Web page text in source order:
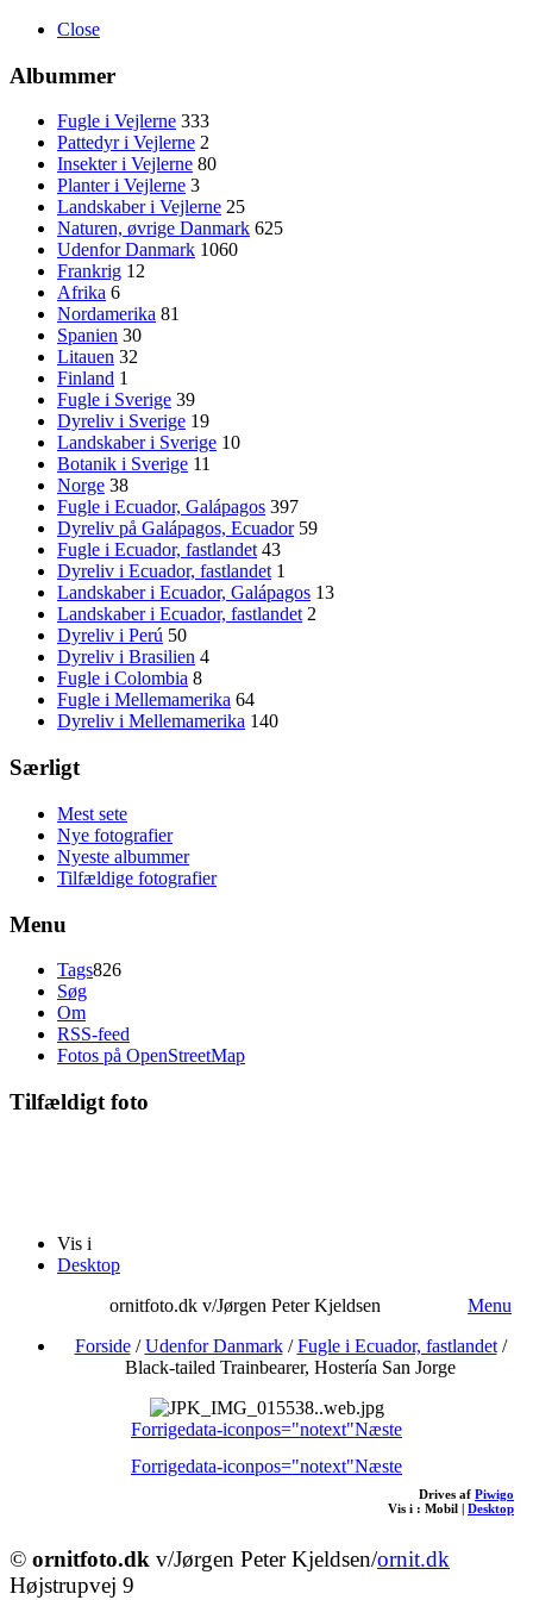
Close
Albummer
Fugle i Vejlerne 333
Pattedyr i Vejlerne 2
Insekter i Vejlerne 80
Planter i Vejlerne 3
Landskaber i Vejlerne 25
Naturen, øvrige Danmark 625
Udenfor Danmark 1060
Frankrig 12
Afrika 6
Nordamerika 81
Spanien 30
Litauen 32
Finland 1
Fugle i Sverige 39
Dyreliv i Sverige 19
Landskaber i Sverige 10
Botanik i Sverige 11
Norge 38
Fugle i Ecuador, Galápagos 397
Dyreliv på Galápagos, Ecuador 59
Fugle i Ecuador, fastlandet 43
Dyreliv i Ecuador, fastlandet 1
Landskaber i Ecuador, Galápagos 13
Landskaber i Ecuador, fastlandet 2
Dyreliv i Perú 50
Dyreliv i Brasilien 4
Fugle i Colombia 8
Fugle i Mellemamerika 64
Dyreliv i Mellemamerika 140
Særligt
Mest sete
Nye fotografier
Nyeste albummer
Tilfældige fotografier
Menu
Tags826
Søg
Om
RSS-feed
Fotos på OpenStreetMap
Tilfældigt foto
Vis i
Desktop
ornitfoto.dk v/Jørgen Peter Kjeldsen
Menu
Forside/Udenfor Danmark/Fugle i Ecuador, fastlandet/
Black-tailed Trainbearer, Hostería San Jorge
Forrigedata-iconpos="notext"Næste
Forrigedata-iconpos="notext"Næste
Drives af Piwigo
Vis i : Mobil | Desktop
© ornitfoto.dk v/Jørgen Peter Kjeldsen/ornit.dk
Højstrupvej 9